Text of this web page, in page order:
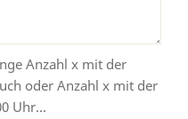
Anzahl x mit der
oder Anzahl x mit der
Uhr...